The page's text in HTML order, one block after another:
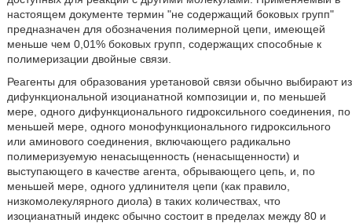
настоящем документе термин "не содержащий боковых групп"
предназначен для обозначения полимерной цепи, имеющей
меньше чем 0,01% боковых групп, содержащих способные к
полимеризации двойные связи.
Реагенты для образования уретановой связи обычно выбирают из
дифункциональной изоцианатной композиции и, по меньшей
мере, одного дифункционального гидроксильного соединения, по
меньшей мере, одного монофункционального гидроксильного
или аминового соединения, включающего радикально
полимеризуемую ненасыщенность (ненасыщенности) и
выступающего в качестве агента, обрывающего цепь, и, по
меньшей мере, одного удлинителя цепи (как правило,
низкомолекулярного диола) в таких количествах, что
изоцианатный индекс обычно состоит в пределах между 80 и